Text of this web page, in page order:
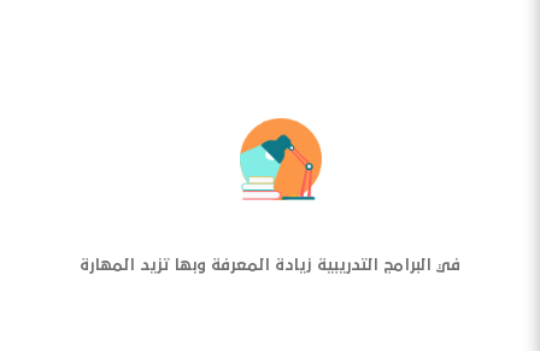
في البرامج التدريبية زيادة المعرفة وبها تزيد المهارة